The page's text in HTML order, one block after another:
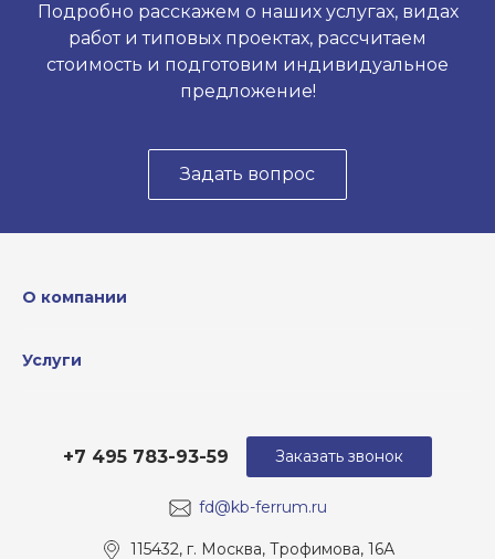
Подробно расскажем о наших услугах, видах
работ и типовых проектах, рассчитаем
стоимость и подготовим индивидуальное
предложение!
Задать вопрос
О компании
Услуги
fd@kb-ferrum.ru
+7 495 783-93-59
115432, г. Москва, Трофимова, 16А
Заказать звонок